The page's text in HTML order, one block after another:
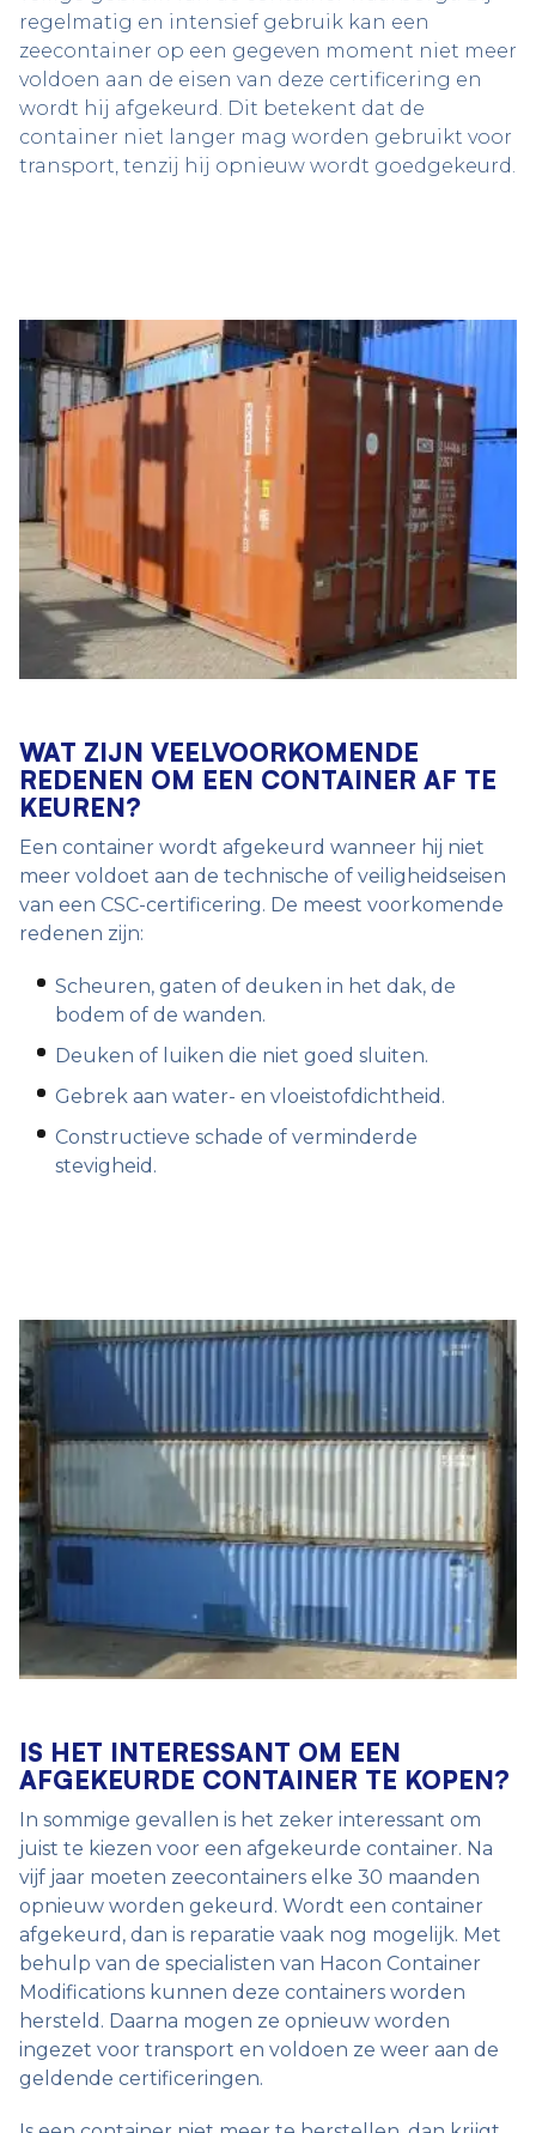
regelmatig en intensief gebruik kan een
zeecontainer op een gegeven moment niet meer
voldoen aan de eisen van deze certificering en
wordt hij afgekeurd. Dit betekent dat de
container niet langer mag worden gebruikt voor
transport, tenzij hij opnieuw wordt goedgekeurd.
WAT ZIJN VEELVOORKOMENDE
REDENEN OM EEN CONTAINER AF TE
KEUREN?
Een container wordt afgekeurd wanneer hij niet
meer voldoet aan de technische of veiligheidseisen
van een CSC-certificering. De meest voorkomende
redenen zijn:
Scheuren, gaten of deuken in het dak, de
bodem of de wanden.
Deuken of luiken die niet goed sluiten.
Gebrek aan water- en vloeistofdichtheid.
Constructieve schade of verminderde
stevigheid.
IS HET INTERESSANT OM EEN
AFGEKEURDE CONTAINER TE KOPEN?
In sommige gevallen is het zeker interessant om
juist te kiezen voor een afgekeurde container. Na
vijf jaar moeten zeecontainers elke 30 maanden
opnieuw worden gekeurd. Wordt een container
afgekeurd, dan is reparatie vaak nog mogelijk. Met
behulp van de specialisten van Hacon Container
Modifications kunnen deze containers worden
hersteld. Daarna mogen ze opnieuw worden
ingezet voor transport en voldoen ze weer aan de
geldende certificeringen.